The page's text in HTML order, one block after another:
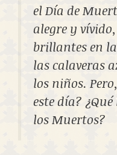
el Día de
alegre y
brillantes en
las calaveras
los niños.
este día?
los Muertos?